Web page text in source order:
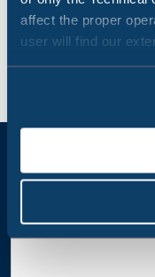
affect the proper
user will find our
Staanplaats
Chemisch toilet
20
Zwembad